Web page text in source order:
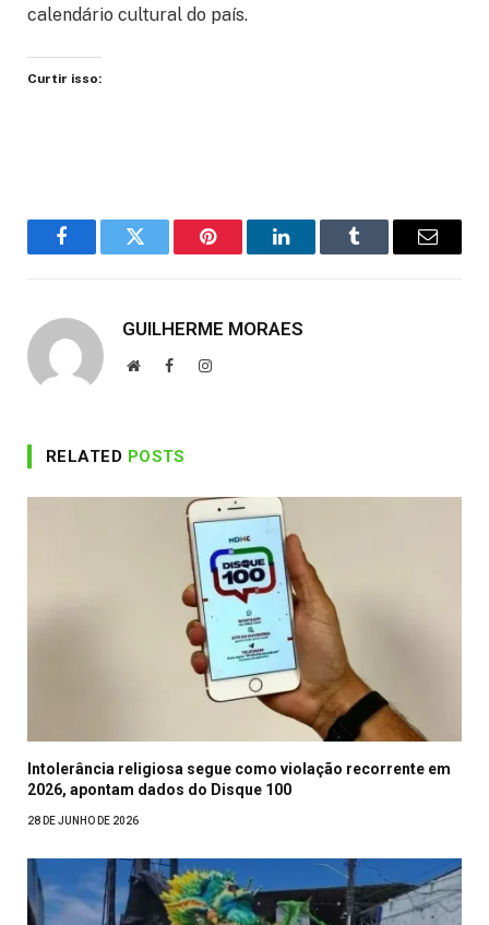
calendário cultural do país.
Curtir isso:
FacebookTwitter Pinterest LinkedInTumblr Email
GUILHERME MORAES
WebsiteFacebookInstagram
RELATED POSTS
Intolerância religiosa segue como violação recorrente em
2026, apontam dados do Disque 100
28 DE JUNHO DE 2026